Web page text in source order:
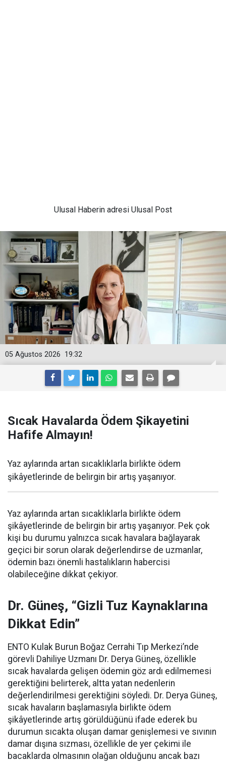
Ulusal Haberin adresi Ulusal Post
19:32
05 Ağustos 2026
Sıcak Havalarda Ödem Şikayetini
Hafife Almayın!
Yaz aylarında artan sıcaklıklarla birlikte ödem
şikâyetlerinde de belirgin bir artış yaşanıyor.
Yaz aylarında artan sıcaklıklarla birlikte ödem
şikâyetlerinde de belirgin bir artış yaşanıyor. Pek çok
kişi bu durumu yalnızca sıcak havalara bağlayarak
geçici bir sorun olarak değerlendirse de uzmanlar,
ödemin bazı önemli hastalıkların habercisi
olabileceğine dikkat çekiyor.
Dr. Güneş, “Gizli Tuz Kaynaklarına
Dikkat Edin”
ENTO Kulak Burun Boğaz Cerrahi Tıp Merkezi’nde
görevli Dahiliye Uzmanı Dr. Derya Güneş, özellikle
sıcak havalarda gelişen ödemin göz ardı edilmemesi
gerektiğini belirterek, altta yatan nedenlerin
değerlendirilmesi gerektiğini söyledi. Dr. Derya Güneş,
sıcak havaların başlamasıyla birlikte ödem
şikâyetlerinde artış görüldüğünü ifade ederek bu
durumun sıcakta oluşan damar genişlemesi ve sıvının
damar dışına sızması, özellikle de yer çekimi ile
bacaklarda olmasının olağan olduğunu ancak bazı